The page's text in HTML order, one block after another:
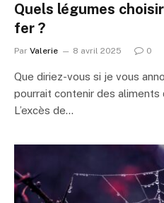
Quels légumes
fer ?
Par Valerie 8 avril 2025 0
Que diriez-vous si je vous
pourrait contenir des
L’excès de…